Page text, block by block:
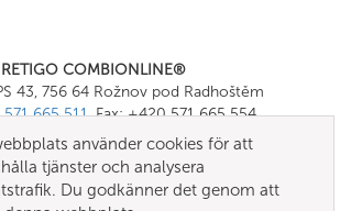
RETIGO COMBIONLINE®
43, 756 64 Rožnov pod Radhoštěm
665 511, Fax: +420 571 665 554
mail:
info@combionline.com
använder cookies för att
tjänster och analysera
Du godkänner det genom att